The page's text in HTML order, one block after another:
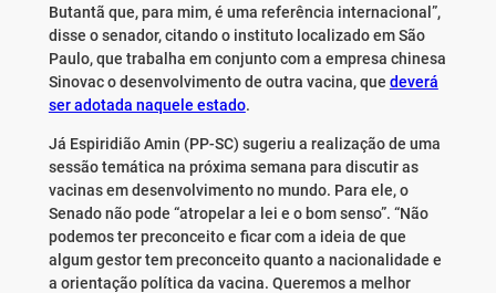
Butantã que, para mim, é uma referência internacional”,
disse o senador, citando o instituto localizado em São
Paulo, que trabalha em conjunto com a empresa chinesa
Sinovac o desenvolvimento de outra vacina, que deverá
ser adotada naquele estado.
Já Espiridião Amin (PP-SC) sugeriu a realização de uma
sessão temática na próxima semana para discutir as
vacinas em desenvolvimento no mundo. Para ele, o
Senado não pode “atropelar a lei e o bom senso”. “Não
podemos ter preconceito e ficar com a ideia de que
algum gestor tem preconceito quanto a nacionalidade e
a orientação política da vacina. Queremos a melhor